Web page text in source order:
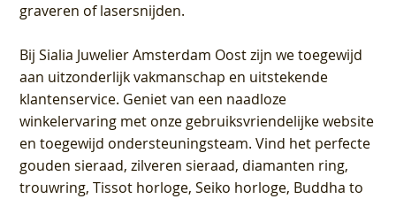
graveren of lasersnijden.
BijSialia Juwelier Amsterdam Oostzijn we toegewijd
aan uitzonderlijk vakmanschap en uitstekende
klantenservice. Geniet van een naadloze
winkelervaring met onze gebruiksvriendelijke website
en toegewijd ondersteuningsteam. Vind het perfecte
gouden sieraad, zilveren sieraad, diamanten ring,
trouwring, Tissot horloge, Seiko horloge, Buddha to